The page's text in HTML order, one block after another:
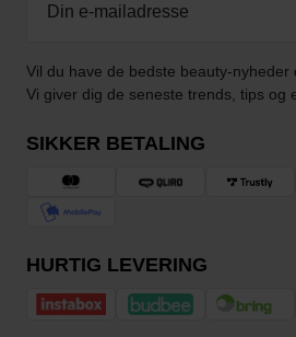
Vil du have de bedste beauty-nyheder
Vi giver dig de seneste trends, tips og
SIKKER BETALING
HURTIG LEVERING